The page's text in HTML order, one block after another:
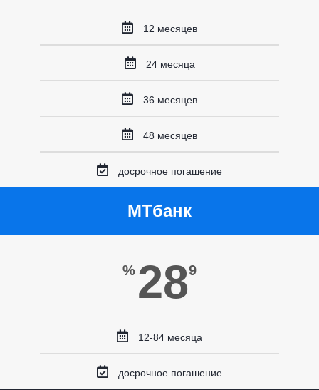
12 месяцев
24 месяца
36 месяцев
48 месяцев
досрочное погашение
МТбанк
% 289
12-84 месяца
досрочное погашение